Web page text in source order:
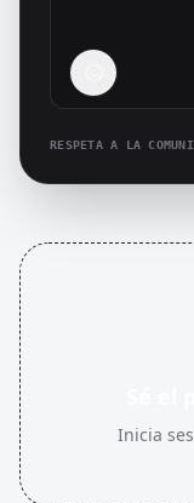
RESPETA A LA
Inicia